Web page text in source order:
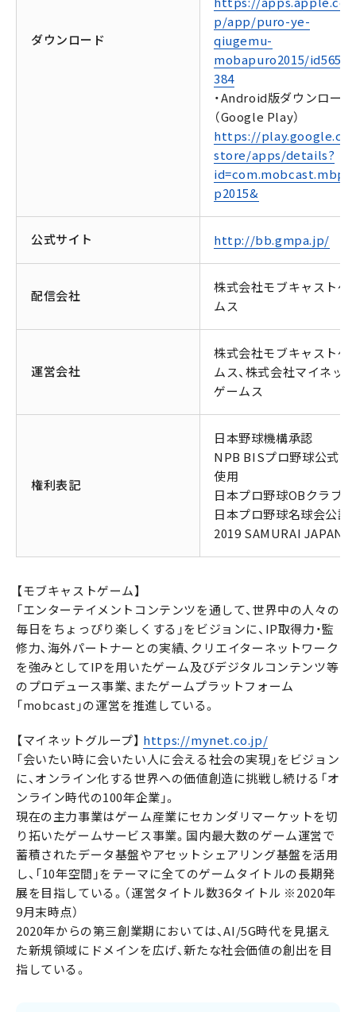
ダウンロード
p/app/puro-ye-
qiugemu-
mobapuro2015/
384
・Android版ダウンロード
（Google Play）
https://
store/apps/details?
p2015&
公式サイト http://bb.gmpa.jp/
配信会社
株式会社モブキャストゲ
ムス
運営会社
株式会社モブキャストゲ
ムス、株式会社マイネッ
ゲームス
権利表記
日本野球機構承認
NPB BISプロ野球公式記
使用
日本プロ野球OBクラブ
日本プロ野球名球会公認
2019 SAMURAI JAPAN
【モブキャストゲーム】
「エンターテイメントコンテンツを通して、世界中の人々の
毎日をちょっぴり楽しくする」をビジョンに、IP取得力・監
修力、海外パートナーとの実績、クリエイターネットワーク
を強みとしてIPを用いたゲーム及びデジタルコンテンツ等
のプロデュース事業、またゲームプラットフォーム
「mobcast」の運営を推進している。
【マイネットグループ】 https://mynet.co.jp/
「会いたい時に会いたい人に会える社会の実現」をビジョン
に、オンライン化する世界への価値創造に挑戦し続ける「オ
ンライン時代の100年企業」。
現在の主力事業はゲーム産業にセカンダリマーケットを切
り拓いたゲームサービス事業。国内最大数のゲーム運営で
蓄積されたデータ基盤やアセットシェアリング基盤を活用
し、「10年空間」をテーマに全てのゲームタイトルの長期発
展を目指している。（運営タイトル数36タイトル ※2020年
9月末時点）
2020年からの第三創業期においては、AI/5G時代を見据え
た新規領域にドメインを広げ、新たな社会価値の創出を目
指している。